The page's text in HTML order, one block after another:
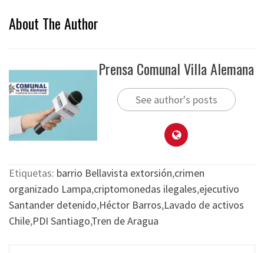
About The Author
Prensa Comunal Villa Alemana
See author's posts
Etiquetas: barrio Bellavista extorsión,crimen
organizado Lampa,criptomonedas ilegales,ejecutivo
Santander detenido,Héctor Barros,Lavado de activos
Chile,PDI Santiago,Tren de Aragua